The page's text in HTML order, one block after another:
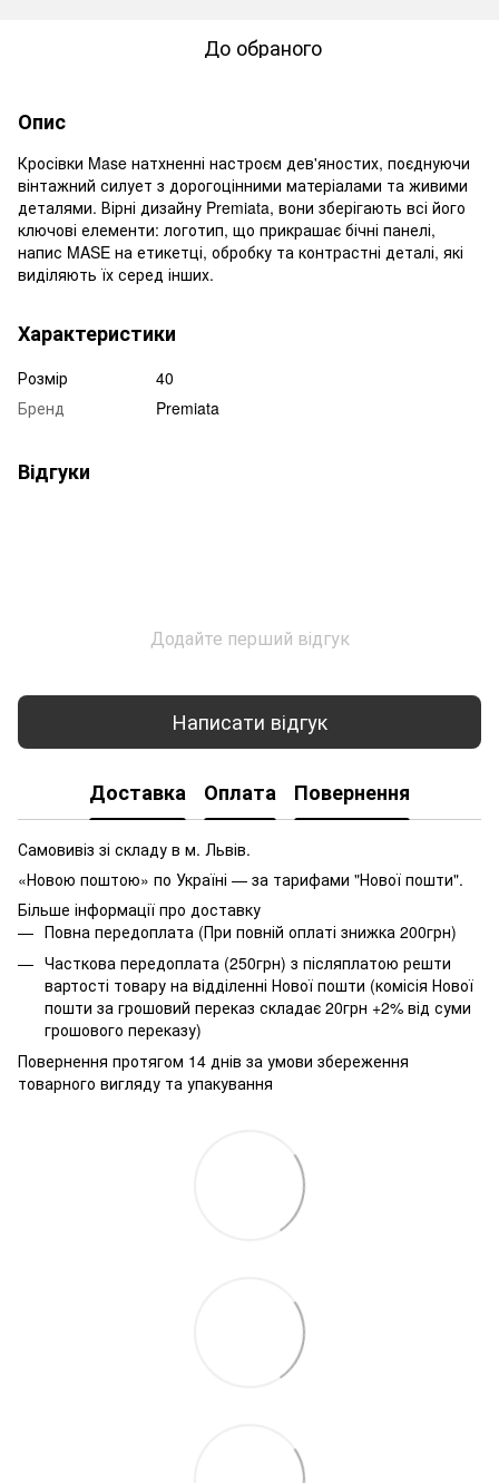
До обраного
Опис
Кросівки Mase натхненні настроєм дев'яностих, поєднуючи
вінтажний силует з дорогоцінними матеріалами та живими
деталями. Вірні дизайну Premiata, вони зберігають всі його
ключові елементи: логотип, що прикрашає бічні панелі,
напис MASE на етикетці, обробку та контрастні деталі, які
виділяють їх серед інших.
Характеристики
Розмір
40
Бренд
Premiata
Відгуки
Додайте перший відгук
Написати відгук
Доставка Оплата Повернення
Самовивіз зі складу в м. Львів.
«Новою поштою» по Україні — за тарифами "Нової пошти".
Більше інформації про доставку
Повна передоплата (При повній оплаті знижка 200грн)
Часткова передоплата (250грн) з післяплатою решти
вартості товару на відділенні Нової пошти (комісія Нової
пошти за грошовий переказ складає 20грн +2% від суми
грошового переказу)
Повернення протягом 14 днів за умови збереження
товарного вигляду та упакування